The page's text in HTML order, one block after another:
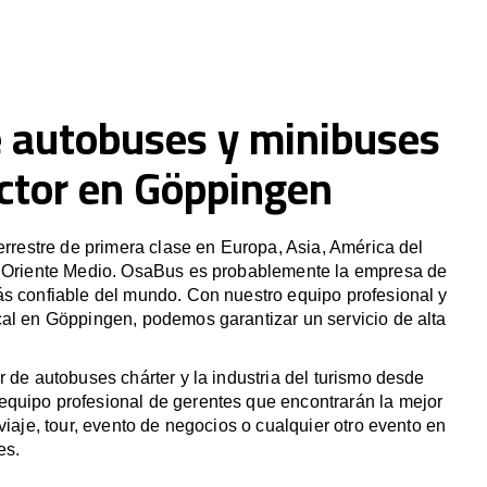
y minibuses
en Göppingen
de primera clase en Europa, Asia, América del
Medio. OsaBus es probablemente la empresa de
confiable del mundo. Con nuestro equipo profesional y
en Göppingen, podemos garantizar un servicio de alta
de autobuses chárter y la industria del turismo desde
profesional de gerentes que encontrarán la mejor
tour, evento de negocios o cualquier otro evento en